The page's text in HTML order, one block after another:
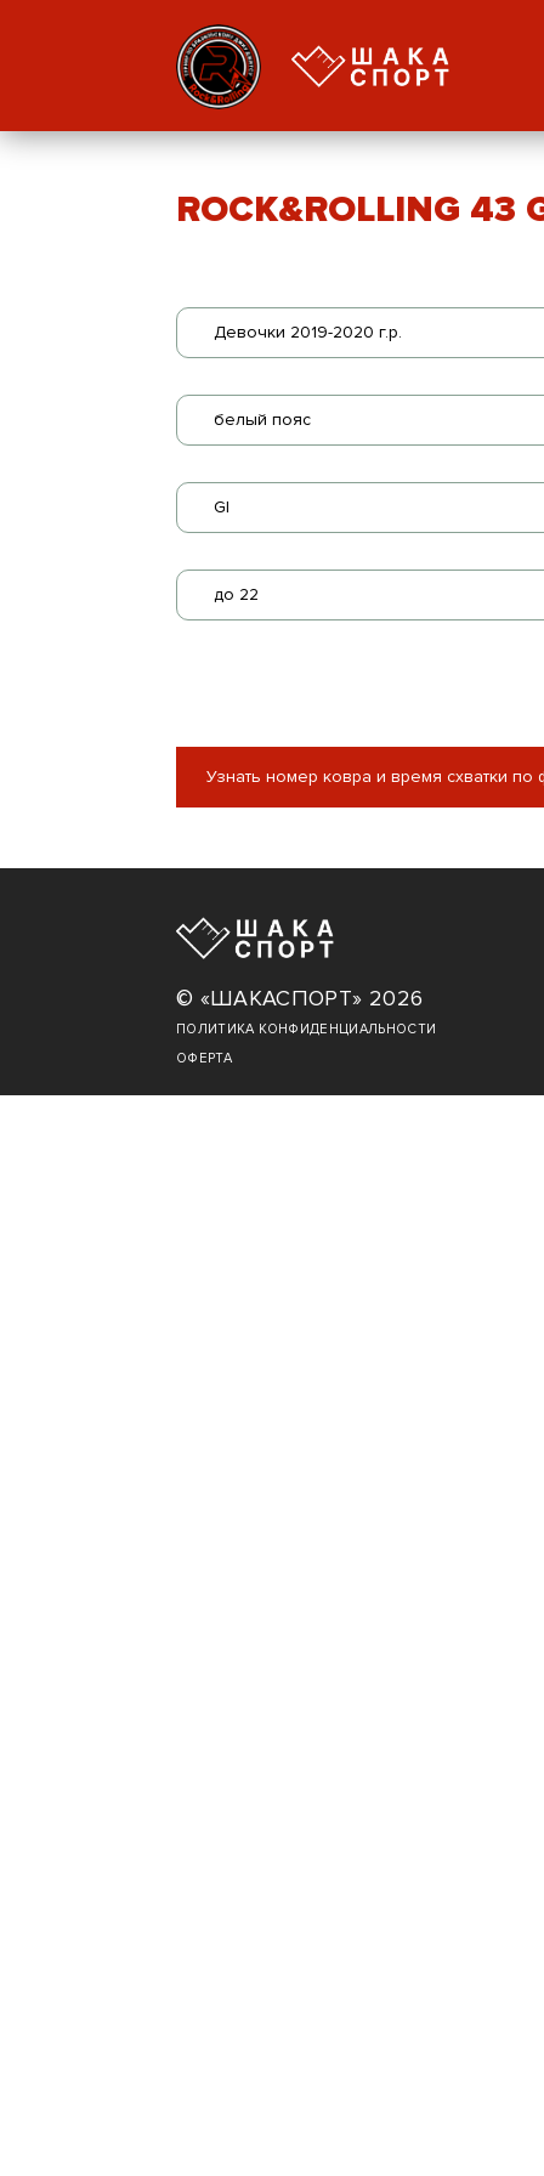
ROCK&ROLLING 43
Девочки 2019-2020 г.р.
белый пояс
GI
до 22
Узнать номер ковра и время схватки по
© «ШАКАСПОРТ» 2026
ПОЛИТИКА КОНФИДЕНЦИАЛЬНОСТИ
ОФЕРТА